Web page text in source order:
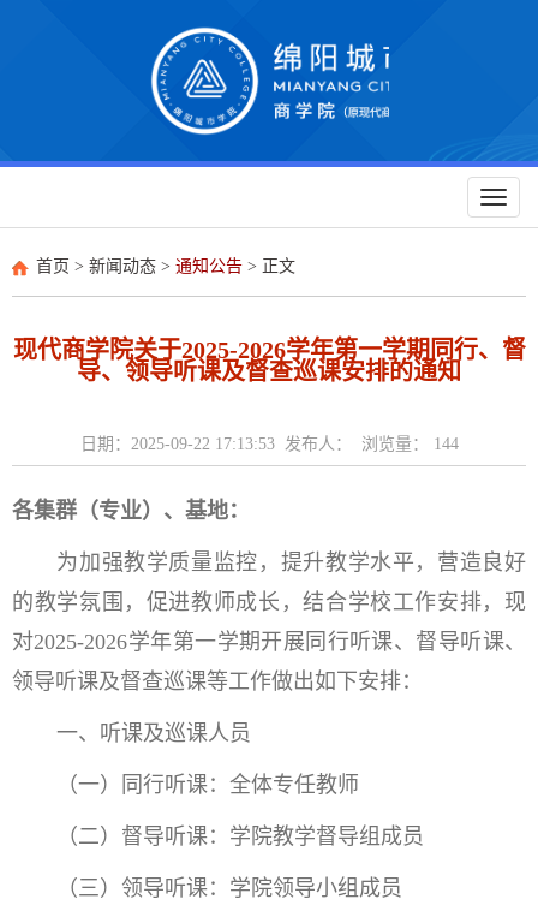
Toggle
首页 > 新闻动态 > 通知公告 > 正文
现代商学院关于2025-2026学年第一学期同行、督
导、领导听课及督查巡课安排的通知
日期：2025-09-22 17:13:53 发布人： 浏览量： 144
各集群（专业）、基地：
为加强教学质量监控，提升教学水平，营造良好
的教学氛围，促进教师成长，结合学校工作安排，现
对2025-2026学年第一学期开展同行听课、督导听课、
领导听课及督查巡课等工作做出如下安排：
一、听课及巡课人员
（一）同行听课：全体专任教师
（二）督导听课：学院教学督导组成员
（三）领导听课：学院领导小组成员